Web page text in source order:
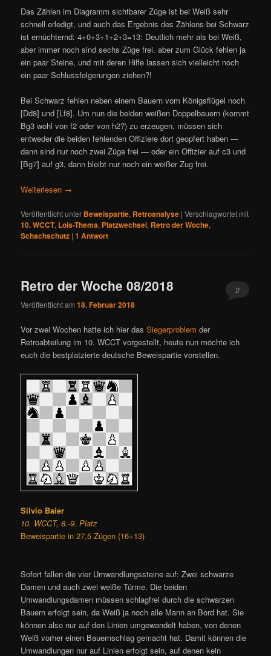
Das Zählen im Diagramm sichtbarer Züge ist bei Weiß sehr
schnell erledigt, und auch das Ergebnis des Zählens bei Schwarz
ist ernüchternd: 4+0+3+1+2+3=13: Deutlich mehr als bei Weiß,
aber immer noch sind sechs Züge frei. aber zum Glück fehlen ja
ein paar Steine, und mit deren Hilfe lassen sich vielleicht noch
ein paar Schlussfolgerungen ziehen?!
Bei Schwarz fehlen neben einem Bauern vom Königsflügel noch
[Dd8] und [Lf8]. Um nun die beiden weißen Doppelbauern (kommt
Bg3 wohl von f2 oder von h2?) zu erzeugen, müssen sich
entweder die beiden fehlenden Offiziere dort geopfert haben —
dann sind nur noch zwei Züge frei — oder ein Offizier auf c3 und
[Bg7] auf g3, dann bleibt nur noch ein weißer Zug frei.
Weiterlesen →
Veröffentlicht unter Beweispartie, Retroanalyse |Verschlagwortet mit
10. WCCT, Lois-Thema, Platzwechsel, Retro der Woche,
Schachschutz |1 Antwort
Retro der Woche 08/2018
Veröffentlicht am18. Februar 2018
2
Vor zwei Wochen hatte ich hier dasSiegerproblem der
Retroabteilung im 10. WCCT vorgestellt, heute nun möchte ich
euch die bestplatzierte deutsche Beweispartie vorstellen.
Silvio Baier
10. WCCT, 8.-9. Platz
Beweispartie in 27,5 Zügen (16+13)
Sofort fallen die vier Umwandlungssteine auf: Zwei schwarze
Damen und auch zwei weiße Türme. Die beiden
Umwandlungsdamen müssen schlagfrei durch die schwarzen
Bauern erfolgt sein, da Weiß ja noch alle Mann an Bord hat. Sie
können also nur auf den Linien umgewandelt haben, von denen
Weiß vorher einen Bauernschlag gemacht hat. Damit können die
Umwandlungen nur auf Linien erfolgt sein, auf denen kein